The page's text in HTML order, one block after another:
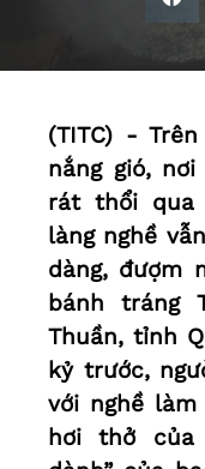
(TITC) -
nắng gió,
rát thổi qua
làng nghề
dàng, đượm
bánh tráng
Thuần, tỉnh
kỷ trước,
với nghề
hơi thở của